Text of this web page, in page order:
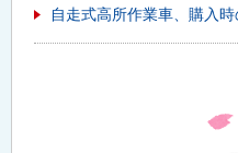
自走式高所作業車、購入